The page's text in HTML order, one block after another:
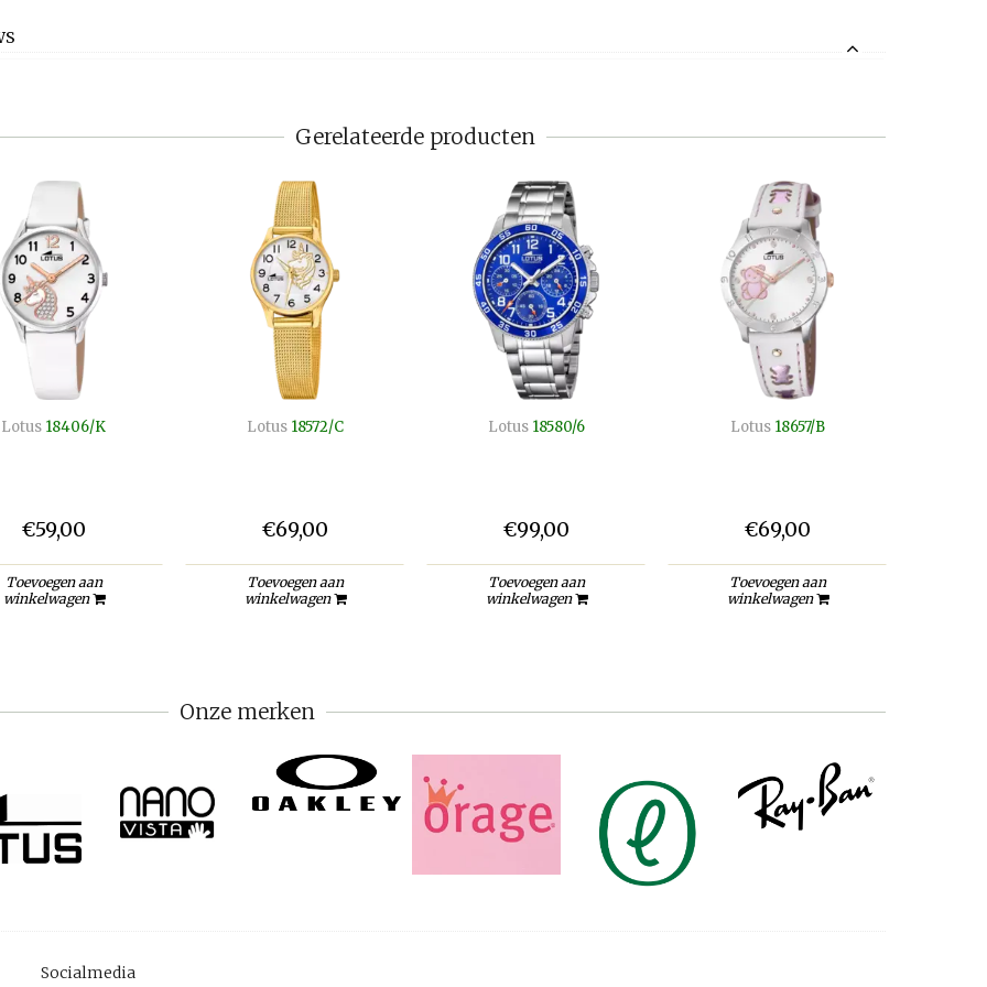
Gerelateerde producten
Lotus 18406/K
€59,00
Toevoegen aan
winkelwagen
Lotus 18572/C
€69,00
Toevoegen aan
winkelwagen
Lotus 18580/6
€99,00
Toevoegen aan
winkelwagen
Lotus 18657/B
€69,00
Toevoegen aan
winkelwagen
Onze merken
Socialmedia